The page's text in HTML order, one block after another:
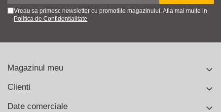
Vreau sa primesc newsletter cu promotiile magazinului. Afla mai multe in
Politica de Confidentialitate
Magazinul meu
Clienti
Date comerciale